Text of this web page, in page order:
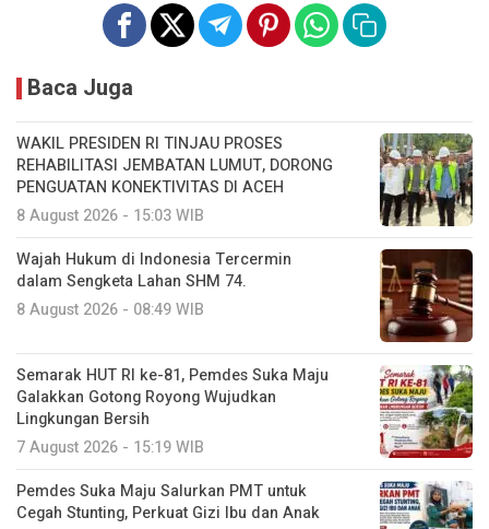
Baca Juga
WAKIL PRESIDEN RI TINJAU PROSES
REHABILITASI JEMBATAN LUMUT, DORONG
PENGUATAN KONEKTIVITAS DI ACEH
8 August 2026 - 15:03 WIB
Wajah Hukum di Indonesia Tercermin
dalam Sengketa Lahan SHM 74.
8 August 2026 - 08:49 WIB
Semarak HUT RI ke-81, Pemdes Suka Maju
Galakkan Gotong Royong Wujudkan
Lingkungan Bersih
7 August 2026 - 15:19 WIB
Pemdes Suka Maju Salurkan PMT untuk
Cegah Stunting, Perkuat Gizi Ibu dan Anak